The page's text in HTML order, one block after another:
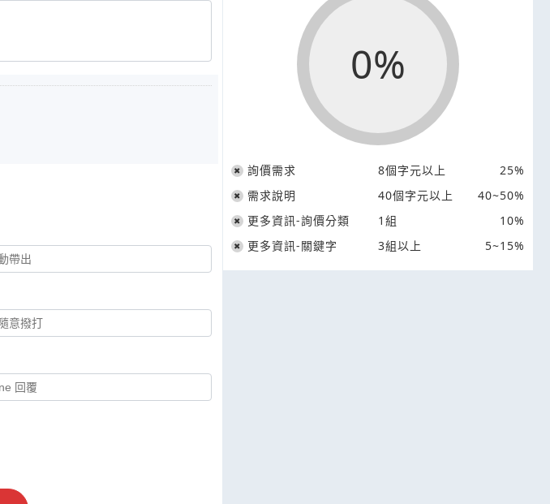
0%
詢價需求 8個字元以上
25%
需求說明
40個字元以上
40~50%
更多資訊-詢價分類
1組
10%
更多資訊-關鍵字
3組以上 5~15%